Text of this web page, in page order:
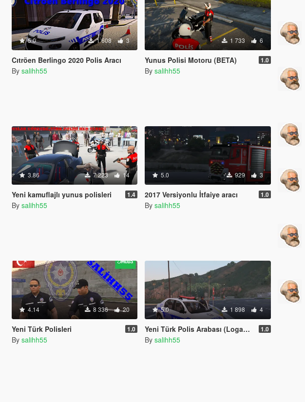
5.0 1 608 3
Cıtröen Berlingo 2020 Polis Aracı
By salihh55
1 733 6
Yunus Polisi Motoru (BETA) 1.0
By salihh55
3.86 7 223 14
Yeni kamuflajlı yunus polisleri 1.4
By salihh55
5.0 929 3
2017 Versiyonlu İtfaiye aracı 1.0
By salihh55
4.14 8 336 20
Yeni Türk Polisleri 1.0
By salihh55
5.0 1 898 4
Yeni Türk Polis Arabası (Logan) 2017 versiyon 1.0
By salihh55